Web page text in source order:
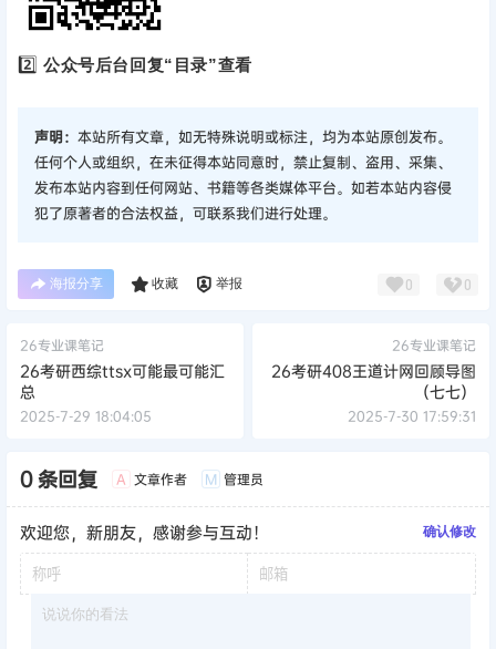
2️⃣公众号后台回复“目录”查看
声明： 本站所有文章，如无特殊说明或标注，均为本站原创发布。
任何个人或组织，在未征得本站同意时，禁止复制、盗用、采集、
发布本站内容到任何网站、书籍等各类媒体平台。如若本站内容侵
犯了原著者的合法权益，可联系我们进行处理。
海报分享 收藏 举报 0 0
26专业课笔记
26考研西综ttsx可能最可能汇
总
2025-7-29 18:04:05
26专业课笔记
26考研408王道计网回顾导图
（七七）
2025-7-30 17:59:31
0 条回复 A 文章作者 M 管理员
欢迎您，新朋友，感谢参与互动！ 确认修改